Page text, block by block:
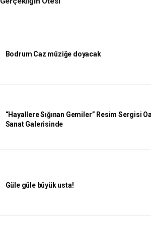
Bodrum Caz müziğe doyacak
“Hayallere Sığınan Gemiler” Resim Sergisi
Sanat Galerisinde
Güle güle büyük usta!